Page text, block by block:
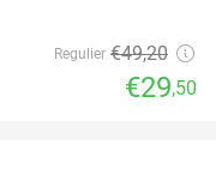
Regulier €49,20
€29,50